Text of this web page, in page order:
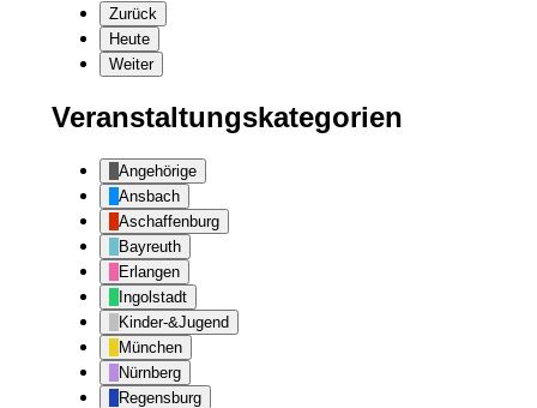
Zurück
Heute
Weiter
Veranstaltungskategorien
Angehörige
Ansbach
Aschaffenburg
Bayreuth
Erlangen
Ingolstadt
Kinder-&Jugend
München
Nürnberg
Regensburg